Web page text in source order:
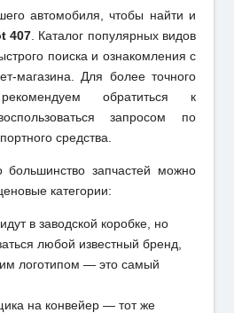
автомобиля, чтобы найти и
407 . Каталог популярных видов
поиска и ознакомления с
магазина. Для более точного
обратиться к
запросом по
средства.
большинство запчастей можно
категории:
в заводской коробке, но
любой известный бренд,
логотипом — это самый
на конвейер — тот же